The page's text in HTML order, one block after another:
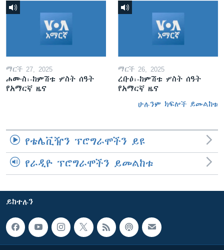
ማርች 27, 2025
ሐሙስ፡-ከምሽቱ ሦስት ሰዓት
የአማርኛ ዜና
ማርች 26, 2025
ረቡዕ፡-ከምሽቱ ሦስት ሰዓት
የአማርኛ ዜና
ሁሉንም ክፍሎች ይመልከቱ
የቴሌቪዥን ፕሮግራሞችን ይዩ
የራዲዮ ፕሮግራሞችን ይመልከቱ
ይከተሉን